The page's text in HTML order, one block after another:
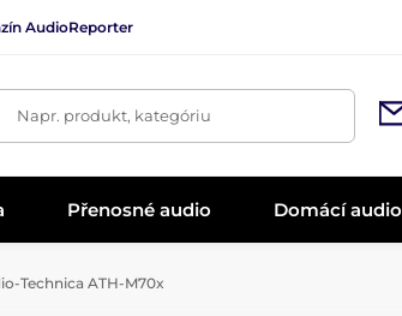
AudioReporter
Napr. produkt, kategóriu
Přenosné audio Domácí audio
Technica ATH-M70x